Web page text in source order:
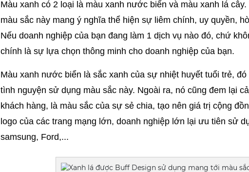
Màu xanh có 2 loại là màu xanh nước biển và màu xanh lá
màu sắc này mang ý nghĩa thể hiện sự liêm chính, uy quyền,
Nếu doanh nghiệp của bạn đang làm 1 dịch vụ nào đó, chứ
chính là sự lựa chọn thông minh cho doanh nghiệp của bạn.
Màu xanh nước biển là sắc xanh của sự nhiệt huyết tuổi trẻ,
tình nguyện sử dụng màu sắc này. Ngoài ra, nó cũng đem lại
khách hàng, là màu sắc của sự sẻ chia, tạo nên giá trị cộng
logo của các trang mạng lớn, doanh nghiệp lớn lại ưu tiên sử
samsung, Ford,...